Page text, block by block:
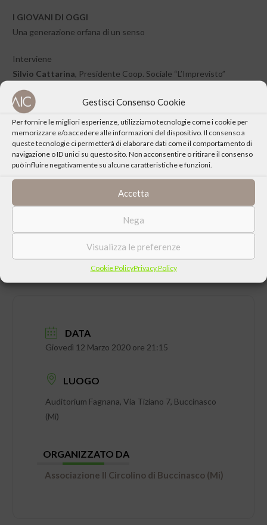
Gestisci Consenso Cookie
Per fornire le migliori esperienze, utilizziamo tecnologie come i cookie per
memorizzare e/o accedere alle informazioni del dispositivo. Il consenso a
queste tecnologie ci permetterà di elaborare dati come il comportamento di
navigazione o ID unici su questo sito. Non acconsentire o ritirare il consenso
può influire negativamente su alcune caratteristiche e funzioni.
Accetta
Nega
Visualizza le preferenze
Cookie PolicyPrivacy Policy
I GIOVANI DI OGGI
Una generazione orfana di un senso
Interviene
Silvio Cattarina, Presidente Coop. Sociale “L’Imprevisto”
Clicca qui per conoscere meglio la Coop. Sociale “L’Imprevisto”
CONDIVIDI QUESTO EVENTO
DATA
Giovedì 12 Marzo 2020 ore 21:15
LUOGO
Auditorium Fagnana, Via Tiziano 7, Buccinasco
(Mi)
ORGANIZZATO DA
Associazione Il Circolino di Buccinasco (Mi)